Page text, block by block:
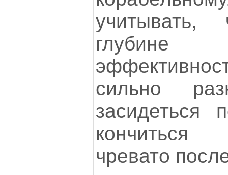
глубине
сильно
засидеться
чревато